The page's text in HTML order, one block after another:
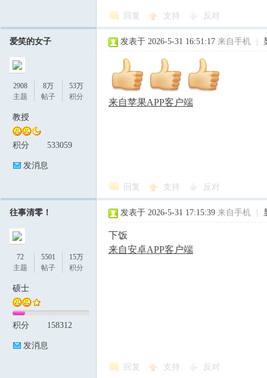
回复 支持 反对
爱笑的女子
2908
主题
8万
帖子
53万
积分
教授
积分 533059
发消息
发表于 2026-5-31 16:51:17 来自手机
来自苹果APP客户端
回复 支持 反对
往事清零！
72
主题
5501
帖子
15万
积分
硕士
积分 158312
发消息
发表于 2026-5-31 17:15:39 来自手机
下饭
来自安卓APP客户端
回复 支持 反对